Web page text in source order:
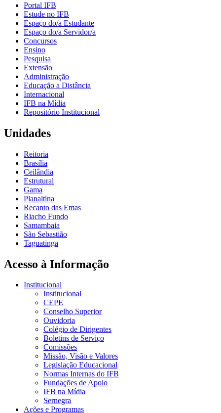
Portal IFB
Estude no IFB
Espaço do/a Estudante
Espaço do/a Servidor/a
Concursos
Ensino
Pesquisa
Extensão
Administração
Educação a Distância
Internacional
IFB na Mídia
Repositório Institucional
Unidades
Reitoria
Brasília
Ceilândia
Estrutural
Gama
Planaltina
Recanto das Emas
Riacho Fundo
Samambaia
São Sebastião
Taguatinga
Acesso à Informação
Institucional
Institucional
CEPE
Conselho Superior
Ouvidoria
Colégio de Dirigentes
Boletins de Serviço
Comissões
Missão, Visão e Valores
Legislação Educacional
Normas Internas do IFB
Fundações de Apoio
IFB na Mídia
Sernegra
Ações e Programas